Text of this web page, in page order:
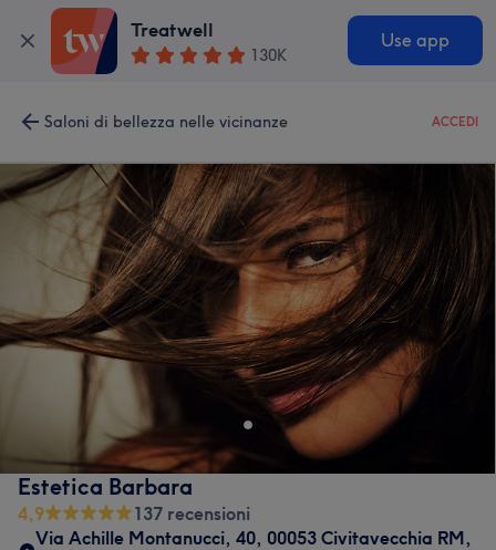
Treatwell
130K
Use app
Saloni di bellezza nelle vicinanze ACCEDI
Estetica Barbara
4,9
137 recensioni
Via Achille Montanucci, 40, 00053 Civitavecchia RM,